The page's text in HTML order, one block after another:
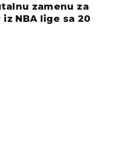
zamenu za
NBA lige sa 20